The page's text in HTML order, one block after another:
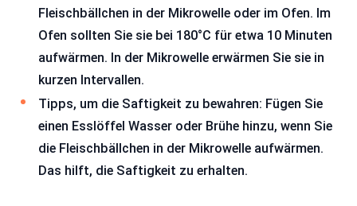
Fleischbällchen in der Mikrowelle oder im Ofen. Im
Ofen sollten Sie sie bei 180°C für etwa 10 Minuten
aufwärmen. In der Mikrowelle erwärmen Sie sie in
kurzen Intervallen.
Tipps, um die Saftigkeit zu bewahren: Fügen Sie
einen Esslöffel Wasser oder Brühe hinzu, wenn Sie
die Fleischbällchen in der Mikrowelle aufwärmen.
Das hilft, die Saftigkeit zu erhalten.